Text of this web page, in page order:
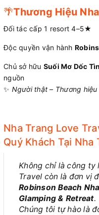
🌴Thương Hiệu
Đối tác cấp 1 resort 4–5★
Độc quyền vận hành
Chủ sở hữu Suối Mơ Dốc
nguồn
✨ Người thật – Thương
Nha Trang Love
Quý Khách Tại Nha
Không chỉ là công ty
Travel còn là đơn vị
Robinson Beach
Glamping & Retreat.
Chúng tôi tự hào là